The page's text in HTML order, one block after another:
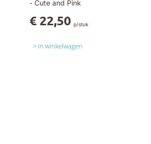
- Cute and Pink
€ 22,50 p/stuk
in winkelwagen